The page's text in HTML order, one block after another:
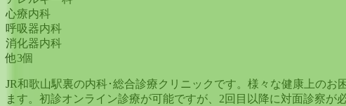
心療内科
呼吸器内科
消化器内科
他3個
JR和歌山駅裏の内科･総合診療クリニックです。様々な健康上の
ます。初診オンライン診療が可能ですが、2回目以降に対面診察